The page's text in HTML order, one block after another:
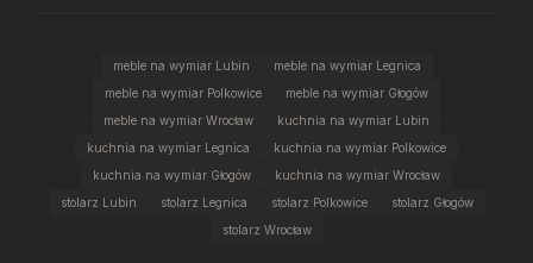
meble na wymiar Lubin
meble na wymiar Legnica
meble na wymiar Polkowice
meble na wymiar Głogów
meble na wymiar Wrocław
kuchnia na wymiar Lubin
kuchnia na wymiar Legnica
kuchnia na wymiar Polkowice
kuchnia na wymiar Głogów
kuchnia na wymiar Wrocław
stolarz Lubin
stolarz Legnica stolarz Polkowice
stolarz Głogów
stolarz Wrocław